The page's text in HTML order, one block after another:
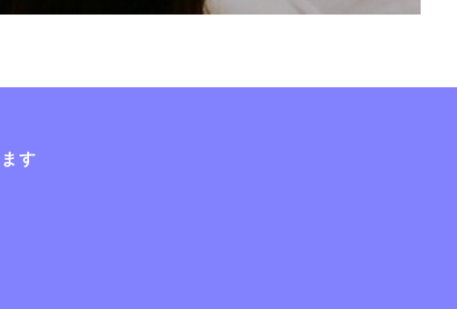
す